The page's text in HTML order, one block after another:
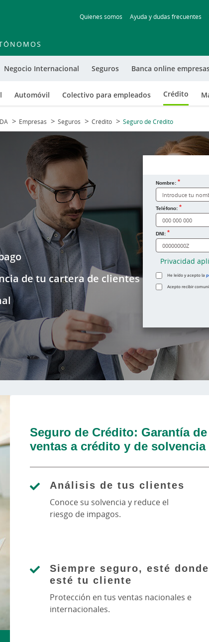
to
Quienes somos Ayuda y dudas frecuentes
Negocio Internacional Seguros
Automóvil Colectivo para empleados Crédito
Banca online
Empresas Seguros Crédito Seguro de Crédito
de tu cartera de clientes
Nombre:
¿Cómo te
Teléfono:
DNI:
Privacidad
He leído y acepto la
Acepto recibir
Seguro de Crédito: Garantía
ventas a crédito y de solvencia
Análisis de tus clientes
Conoce su solvencia y reduce el
riesgo de impagos.
Siempre seguro, esté donde
esté tu cliente
Protección en tus ventas nacionales e
internacionales.